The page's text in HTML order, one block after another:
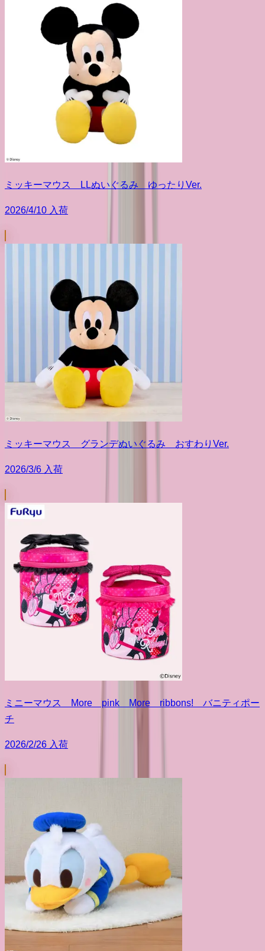
ミッキーマウス LLぬいぐるみ ゆったりVer.
2026/4/10 入荷
ミッキーマウス グランデぬいぐるみ おすわりVer.
2026/3/6 入荷
ミニーマウス More pink More ribbons! バニティポー
チ
2026/2/26 入荷